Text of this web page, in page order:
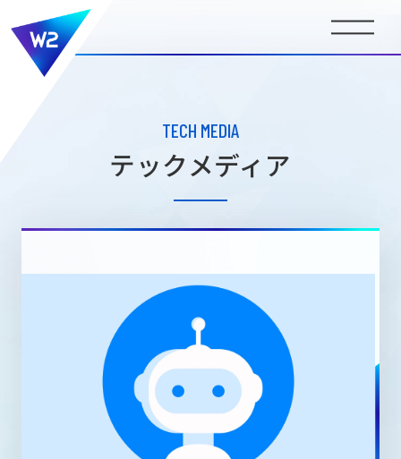
事業内容
COMPANY INFORMATION
会社情報
NEWS
ニュース
MEDIA
メディア
TECH MEDIA
テックメディア